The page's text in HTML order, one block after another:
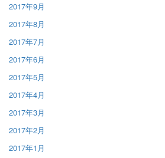
2017年9月
2017年8月
2017年7月
2017年6月
2017年5月
2017年4月
2017年3月
2017年2月
2017年1月